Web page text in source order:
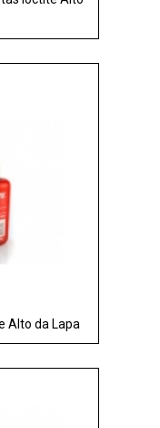
Alto da Lapa